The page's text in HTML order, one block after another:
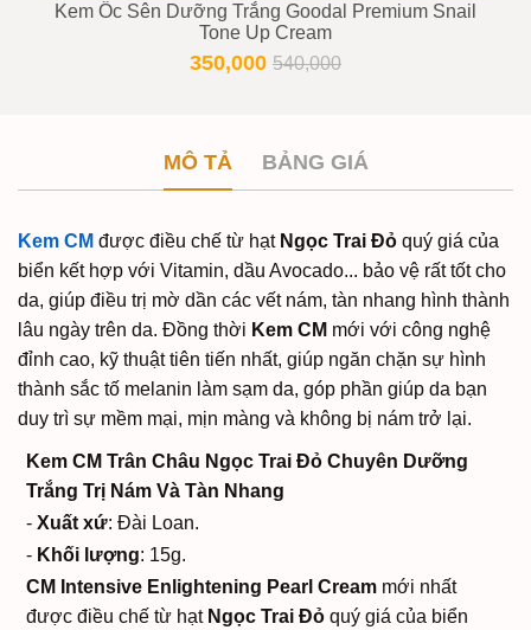
Kem Ốc Sên Dưỡng Trắng Goodal Premium Snail
Tone Up Cream
350,000 540,000
MÔ TẢ BẢNG GIÁ
Kem CM được điều chế từ hạt Ngọc Trai Đỏ quý giá của
biển kết hợp với Vitamin, dầu Avocado... bảo vệ rất tốt cho
da, giúp điều trị mờ dần các vết nám, tàn nhang hình thành
lâu ngày trên da. Đồng thời Kem CM mới với công nghệ
đỉnh cao, kỹ thuật tiên tiến nhất, giúp ngăn chặn sự hình
thành sắc tố melanin làm sạm da, góp phần giúp da bạn
duy trì sự mềm mại, mịn màng và không bị nám trở lại.
Kem CM Trân Châu Ngọc Trai Đỏ Chuyên Dưỡng
Trắng Trị Nám Và Tàn Nhang
- Xuất xứ: Đài Loan.
- Khối lượng: 15g.
CM Intensive Enlightening Pearl Cream mới nhất
được điều chế từ hạt Ngọc Trai Đỏ quý giá của biển